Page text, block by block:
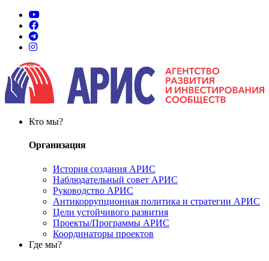
Кто мы?
Организация
История создания АРИС
Наблюдательный совет АРИС
Руководство АРИС
Антикоррупционная политика и стратегии АРИС
Цели устойчивого развития
Проекты/Программы АРИС
Координаторы проектов
Где мы?